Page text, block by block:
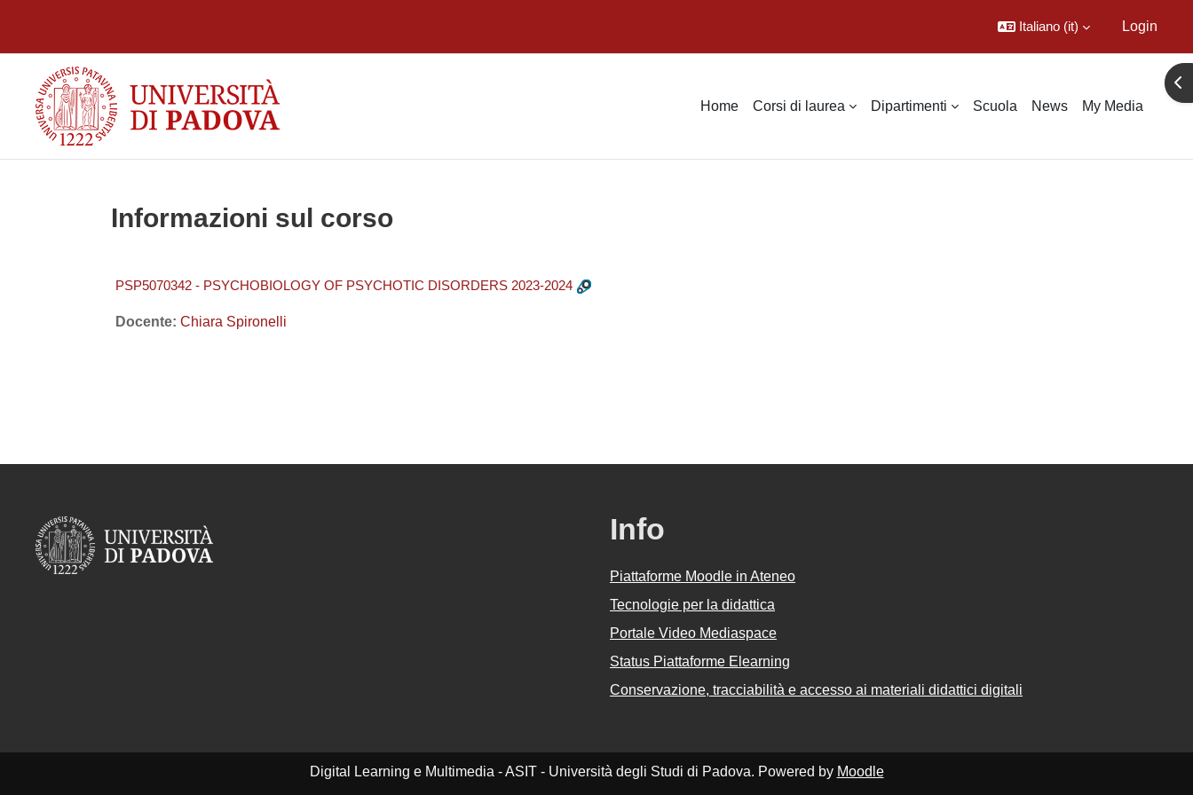
Italiano ‎(it)‎ Login
Home Corsi di laurea Dipartimenti Scuola News My Media
Informazioni sul corso
PSP5070342 - PSYCHOBIOLOGY OF PSYCHOTIC DISORDERS 2023-2024
Docente: Chiara Spironelli
Info
Piattaforme Moodle in Ateneo
Tecnologie per la didattica
Portale Video Mediaspace
Status Piattaforme Elearning
Conservazione, tracciabilità e accesso ai materiali didattici digitali
Digital Learning e Multimedia - ASIT - Università degli Studi di Padova. Powered by Moodle